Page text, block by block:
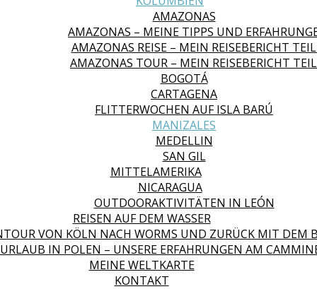
AMAZONAS
AMAZONAS – MEINE TIPPS UND
AMAZONAS REISE – MEIN REISEBERICHT
AMAZONAS TOUR – MEIN REISEBERICHT
BOGOTÁ
CARTAGENA
FLITTERWOCHEN AUF ISLA BARÚ
MANIZALES
MEDELLIN
SAN GIL
MITTELAMERIKA
NICARAGUA
OUTDOORAKTIVITÄTEN IN LEÓN
REISEN AUF DEM WASSER
VON KÖLN NACH WORMS UND ZURÜCK MIT DEM
IN POLEN – UNSERE ERFAHRUNGEN AM
MEINE WELTKARTE
KONTAKT